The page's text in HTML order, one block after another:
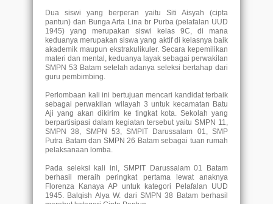
Dua siswi yang berperan yaitu Siti Aisyah (cipta
pantun) dan Bunga Arta Lina br Purba (pelafalan UUD
1945) yang merupakan siswi kelas 9C, di mana
keduanya merupakan siswa yang aktif di kelasnya baik
akademik maupun ekstrakulikuler. Secara kepemilikan
materi dan mental, keduanya layak sebagai perwakilan
SMPN 53 Batam setelah adanya seleksi bertahap dari
guru pembimbing.
Perlombaan kali ini bertujuan mencari kandidat terbaik
sebagai perwakilan wilayah 3 untuk kecamatan Batu
Aji yang akan dikirim ke tingkat kota. Sekolah yang
berpartisipasi dalam kegiatan tersebut yaitu SMPN 11,
SMPN 38, SMPN 53, SMPIT Darussalam 01, SMP
Putra Batam dan SMPN 26 Batam sebagai tuan rumah
pelaksanaan lomba.
Pada seleksi kali ini, SMPIT Darussalam 01 Batam
berhasil meraih peringkat pertama lewat anaknya
Florenza Kanaya AP untuk kategori Pelafalan UUD
1945. Balqish Alya W. dari SMPN 38 Batam berhasil